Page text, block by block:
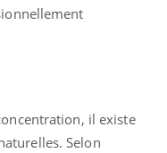
il existe
Selon